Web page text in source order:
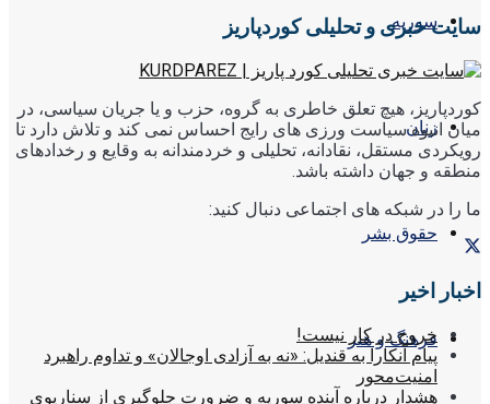
سوریه
زنان
حقوق بشر
فرهنگ و هنر
سایت خبری و تحلیلی کوردپاریز
کوردپاریز، هیچ تعلق خاطری به گروه، حزب و یا جریان سیاسی، در
میان انبوه سیاست ورزی های رایج احساس نمی کند و تلاش دارد تا
رویکردی مستقل، نقادانه، تحلیلی و خردمندانه به وقایع و رخدادهای
منطقه و جهان داشته باشد.
ما را در شبکه های اجتماعی دنبال کنید:
اخبار اخیر
خروج در کار نیست!
پیام آنکارا به قندیل: «نه به آزادی اوجالان» و تداوم راهبرد
امنیت‌محور
هشدار درباره آینده سوریه و ضرورت جلوگیری از سناریوی